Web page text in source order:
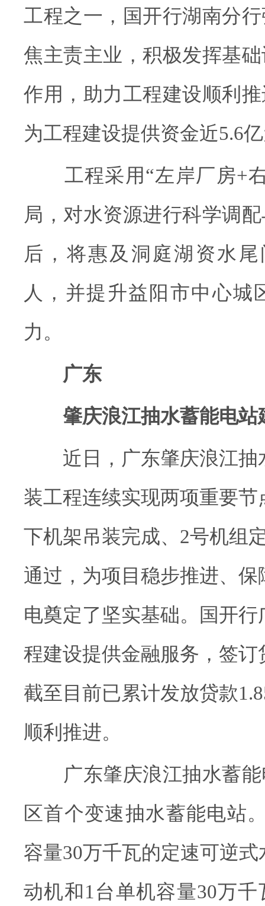
工程之一，国开行湖南分
焦主责主业，积极发挥基
作用，助力工程建设顺利
为工程建设提供资金近5.6
工程采用“左岸厂房+右
局，对水资源进行科学调
后，将惠及洞庭湖资水尾
人，并提升益阳市中心城
力。
广东
肇庆浪江抽水蓄能电站
近日，广东肇庆浪江抽
装工程连续实现两项重要
下机架吊装完成、2号机组
通过，为项目稳步推进、
电奠定了坚实基础。国开
程建设提供金融服务，签订
截至目前已累计发放贷款
顺利推进。
广东肇庆浪江抽水蓄能
区首个变速抽水蓄能电站
容量30万千瓦的定速可逆
动机和1台单机容量30万